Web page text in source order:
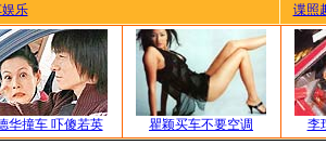
乐
谍照
华撞车 吓傻若英 瞿颖买车不要空调
李